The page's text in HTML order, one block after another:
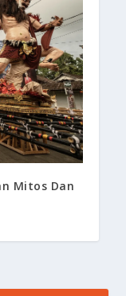
Mitos Dan